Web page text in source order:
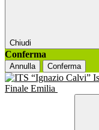
Chiudi
Conferma
Annulla Conferma
Finale Emilia